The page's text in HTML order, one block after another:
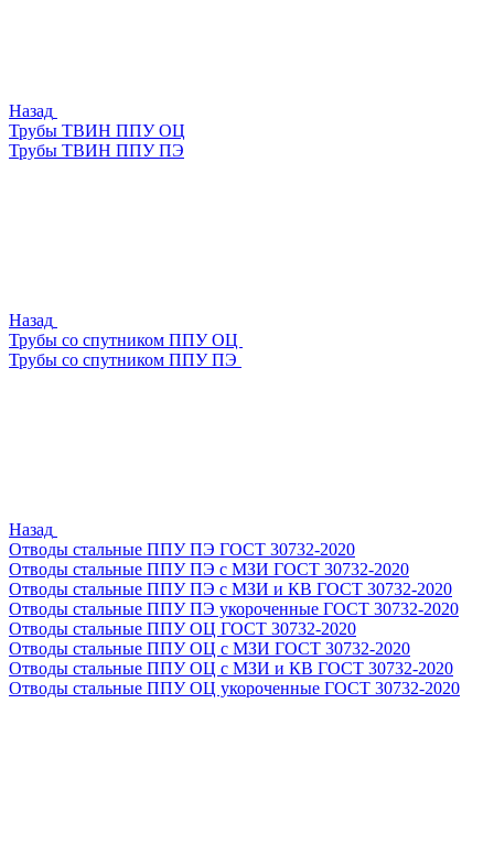
Назад
Трубы ТВИН ППУ ОЦ
Трубы ТВИН ППУ ПЭ
Назад
Трубы со спутником ППУ ОЦ
Трубы со спутником ППУ ПЭ
Назад
Отводы стальные ППУ ПЭ ГОСТ 30732-2020
Отводы стальные ППУ ПЭ с МЗИ ГОСТ 30732-2020
Отводы стальные ППУ ПЭ с МЗИ и КВ ГОСТ 30732-2020
Отводы стальные ППУ ПЭ укороченные ГОСТ 30732-2020
Отводы стальные ППУ ОЦ ГОСТ 30732-2020
Отводы стальные ППУ ОЦ с МЗИ ГОСТ 30732-2020
Отводы стальные ППУ ОЦ с МЗИ и КВ ГОСТ 30732-2020
Отводы стальные ППУ ОЦ укороченные ГОСТ 30732-2020